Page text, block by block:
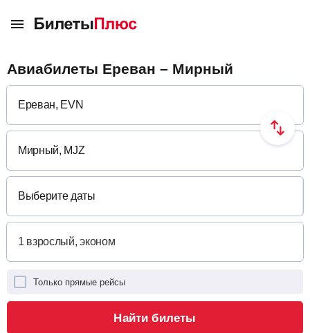
Авиабилеты Ереван – Мирный
Выберите даты
Только прямые рейсы
Найти билеты